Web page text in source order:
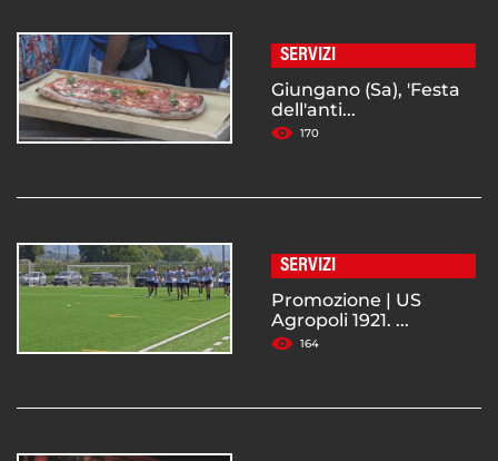
SERVIZI
Giungano (Sa), 'Festa
dell'anti...
170
SERVIZI
Promozione | US
Agropoli 1921. ...
164